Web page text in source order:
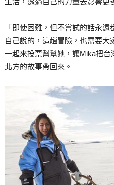
「即使困難，但不嘗試的話永
自己說的，這趟冒險，也需要
一起來投票幫幫她，讓Mika把
北方的故事帶回來。